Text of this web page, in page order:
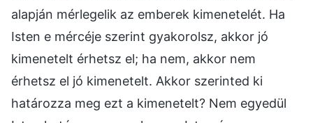
alapján mérlegelik az emberek kimenetelét. Ha
Isten e mércéje szerint gyakorolsz, akkor jó
kimenetelt érhetsz el; ha nem, akkor nem
érhetsz el jó kimenetelt. Akkor szerinted ki
határozza meg ezt a kimenetelt? Nem egyedül